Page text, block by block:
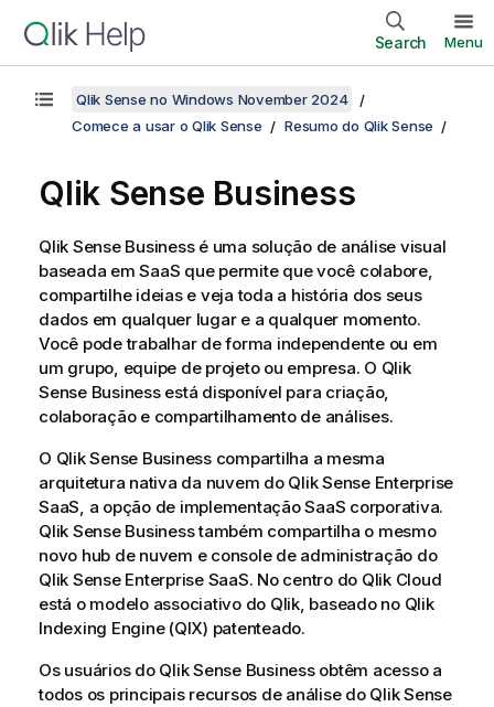
Search Menu
Qlik Sense no Windows November 2024
Comece a usar o Qlik Sense
Resumo do Qlik Sense
Qlik Sense Business
Qlik Sense Businessé uma solução de análise visual
baseada em SaaS que permite que você colabore,
compartilhe ideias e veja toda a história dos seus
dados em qualquer lugar e a qualquer momento.
Você pode trabalhar de forma independente ou em
um grupo, equipe de projeto ou empresa. O Qlik
Sense Businessestá disponível para criação,
colaboração e compartilhamento de análises.
O Qlik Sense Businesscompartilha a mesma
arquitetura nativa da nuvem do Qlik Sense Enterprise
SaaS, a opção de implementação SaaS corporativa.
Qlik Sense Businesstambém compartilha o mesmo
novo hub de nuvem e console de administração do
Qlik Sense Enterprise SaaS. No centro do Qlik Cloud
está o modelo associativo do Qlik, baseado no Qlik
Indexing Engine (QIX) patenteado.
Os usuários do Qlik Sense Businessobtêm acesso a
todos os principais recursos de análise do Qlik Sense